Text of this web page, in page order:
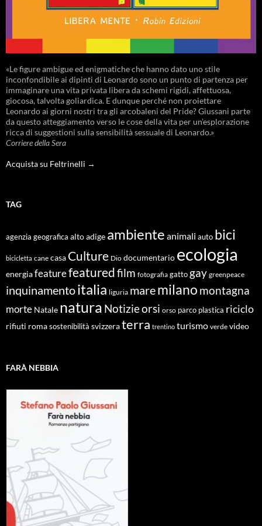
«Le figure ambigue ed enigmatiche che hanno dato uno stile
inconfondibile ai dipinti di Leonardo sono un punto di partenza per
immaginare una vita privata libera da schemi rigidi, affettuosa,
giocosa, talvolta goliardica. E dunque perché non proiettare
Leonardo ai giorni nostri tra gli arcobaleni del Pride? Giussani parte
da questo atteggiamento verso le cose della vita per un’esplorazione
ricca di suggestioni sulla sensibilità sessuale di Leonardo.»
Corriere della Sera
Acquista su Feltrinelli →
TAG
agenzia geografica alto adige ambiente animali auto bici
bicicletta cane casa Culture Dio documentario ecologia
energiafeaturefeaturedfilm fotografia gatto gay greenpeace
inquinamentoitalia liguria maremilano montagna
morte Natale natura Notizieorsi orso parco plastica riciclo
rifiuti roma sostenibilità svizzeraterra trentino turismo verde video
FARÀ NEBBIA